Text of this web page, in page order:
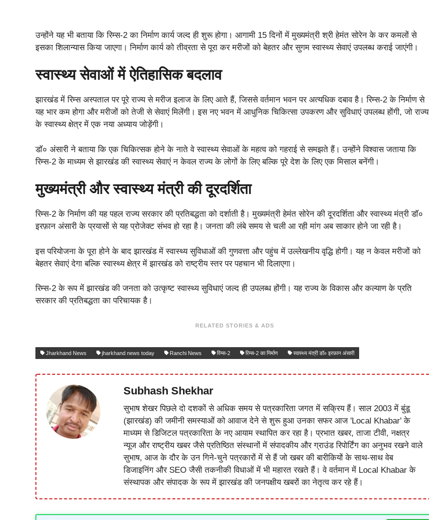
उन्होंने यह भी बताया कि रिम्स-2 का निर्माण कार्य जल्द ही शुरू होगा। आगामी 15 दिनों में मुख्यमंत्री श्री हेमंत सोरेन के कर कमलों से
इसका शिलान्यास किया जाएगा। निर्माण कार्य को तीव्रता से पूरा कर मरीजों को बेहतर और सुगम स्वास्थ्य सेवाएं उपलब्ध कराई जाएंगी।
स्वास्थ्य सेवाओं में ऐतिहासिक बदलाव
झारखंड में रिम्स अस्पताल पर पूरे राज्य से मरीज इलाज के लिए आते हैं, जिससे वर्तमान भवन पर अत्यधिक दबाव है। रिम्स-2 के निर्माण से
यह भार कम होगा और मरीजों को तेजी से सेवाएं मिलेंगी। इस नए भवन में आधुनिक चिकित्सा उपकरण और सुविधाएं उपलब्ध होंगी, जो राज्य
के स्वास्थ्य क्षेत्र में एक नया अध्याय जोड़ेंगी।
डॉ० अंसारी ने बताया कि एक चिकित्सक होने के नाते वे स्वास्थ्य सेवाओं के महत्व को गहराई से समझते हैं। उन्होंने विश्वास जताया कि
रिम्स-2 के माध्यम से झारखंड की स्वास्थ्य सेवाएं न केवल राज्य के लोगों के लिए बल्कि पूरे देश के लिए एक मिसाल बनेंगी।
मुख्यमंत्री और स्वास्थ्य मंत्री की दूरदर्शिता
रिम्स-2 के निर्माण की यह पहल राज्य सरकार की प्रतिबद्धता को दर्शाती है। मुख्यमंत्री हेमंत सोरेन की दूरदर्शिता और स्वास्थ्य मंत्री डॉ०
इरफ़ान अंसारी के प्रयासों से यह प्रोजेक्ट संभव हो रहा है। जनता की लंबे समय से चली आ रही मांग अब साकार होने जा रही है।
इस परियोजना के पूरा होने के बाद झारखंड में स्वास्थ्य सुविधाओं की गुणवत्ता और पहुंच में उल्लेखनीय वृद्धि होगी। यह न केवल मरीजों को
बेहतर सेवाएं देगा बल्कि स्वास्थ्य क्षेत्र में झारखंड को राष्ट्रीय स्तर पर पहचान भी दिलाएगा।
रिम्स-2 के रूप में झारखंड की जनता को उत्कृष्ट स्वास्थ्य सुविधाएं जल्द ही उपलब्ध होंगी। यह राज्य के विकास और कल्याण के प्रति
सरकार की प्रतिबद्धता का परिचायक है।
RELATED STORIES & ADS
Jharkhand News jharkhand news today Ranchi News रिम्स-2 रिम्स-2 का निर्माण स्वास्थ्य मंत्री डॉ० इरफ़ान अंसारी
Subhash Shekhar
सुभाष शेखर पिछले दो दशकों से अधिक समय से पत्रकारिता जगत में सक्रिय हैं। साल 2003 में बुंडू
(झारखंड) की जमीनी समस्याओं को आवाज देने से शुरू हुआ उनका सफर आज 'Local Khabar' के
माध्यम से डिजिटल पत्रकारिता के नए आयाम स्थापित कर रहा है। प्रभात खबर, ताजा टीवी, नक्षत्र
न्यूज और राष्ट्रीय खबर जैसे प्रतिष्ठित संस्थानों में संपादकीय और ग्राउंड रिपोर्टिंग का अनुभव रखने वाले
सुभाष, आज के दौर के उन गिने-चुने पत्रकारों में से हैं जो खबर की बारीकियों के साथ-साथ वेब
डिजाइनिंग और SEO जैसी तकनीकी विधाओं में भी महारत रखते हैं। वे वर्तमान में Local Khabar के
संस्थापक और संपादक के रूप में झारखंड की जनपक्षीय खबरों का नेतृत्व कर रहे हैं।